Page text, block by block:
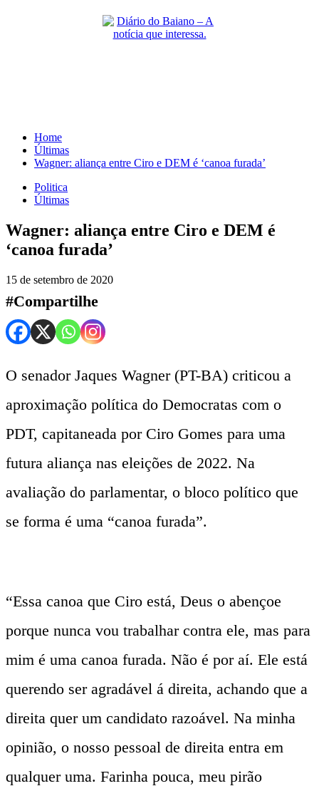
Home
Últimas
Wagner: aliança entre Ciro e DEM é ‘canoa furada’
Politica
Últimas
Wagner: aliança entre Ciro e DEM é
‘canoa furada’
15 de setembro de 2020
#Compartilhe
O senador Jaques Wagner (PT-BA) criticou a
aproximação política do Democratas com o
PDT, capitaneada por Ciro Gomes para uma
futura aliança nas eleições de 2022. Na
avaliação do parlamentar, o bloco político que
se forma é uma “canoa furada”.
“Essa canoa que Ciro está, Deus o abençoe
porque nunca vou trabalhar contra ele, mas para
mim é uma canoa furada. Não é por aí. Ele está
querendo ser agradável á direita, achando que a
direita quer um candidato razoável. Na minha
opinião, o nosso pessoal de direita entra em
qualquer uma. Farinha pouca, meu pirão